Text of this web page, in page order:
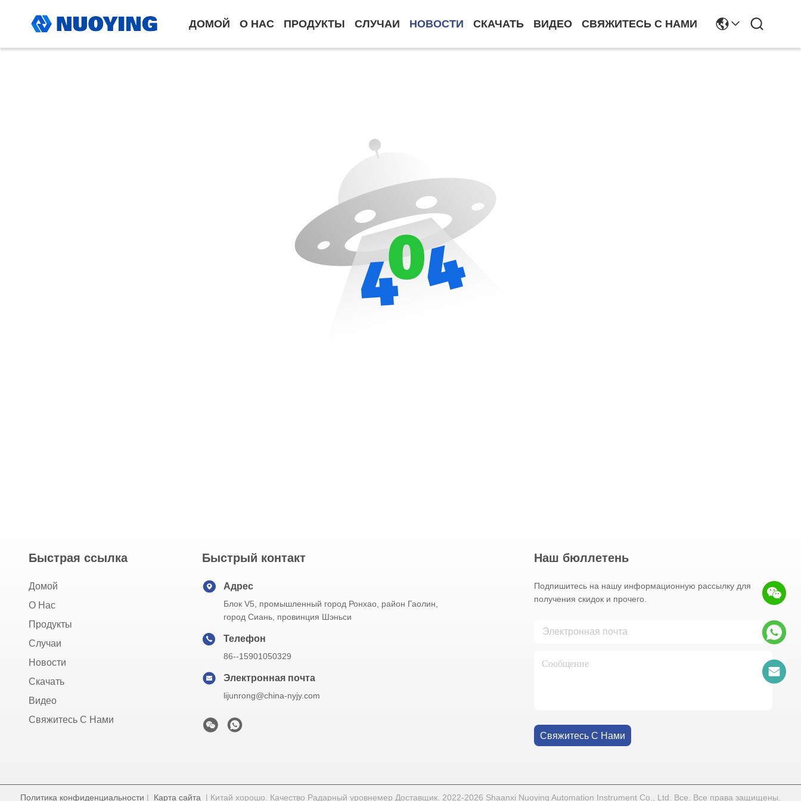
ДОМОЙ О НАС ПРОДУКТЫ СЛУЧАИ НОВОСТИ СКАЧАТЬ ВИДЕО СВЯЖИТЕСЬ С НАМИ
Быстрая ссылка
Домой
О Нас
Продукты
Случаи
Новости
Скачать
Видео
Свяжитесь С Нами
Быстрый контакт
Адрес
Блок V5, промышленный город Ронхао, район Гаолин,
город Сиань, провинция Шэньси
Телефон
86--15901050329
Электронная почта
lijunrong@china-nyjy.com
Наш бюллетень
Подпишитесь на нашу информационную рассылку для
получения скидок и прочего.
Свяжитесь С Нами
Политика конфиденциальности | Карта сайта | Китай хорошо. Качество Радарный уровнемер Доставщик. 2022-2026 Shaanxi Nuoying Automation Instrument Co., Ltd. Все. Все права защищены.